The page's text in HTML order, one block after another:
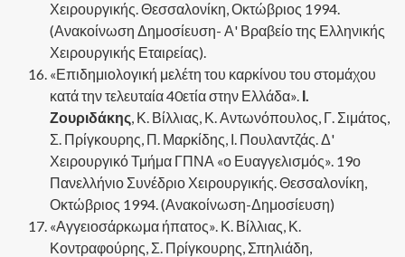
Χειρουργικής. Θεσσαλονίκη, Οκτώβριος 1994.
(Ανακοίνωση­ Δημοσίευση- Α' Βραβείο της Ελληνικής
Χειρουργικής Εταιρείας).
«Επιδημιολογική μελέτη του καρκίνου του στομάχου
κατά την τελευταία 40ετία στην Ελλάδα». Ι.
Ζουριδάκης , Κ. Βίλλιας, Κ. Αντωνόπουλος, Γ. Σιμάτος,
Σ. Πρίγκουρης, Π. Μαρκίδης, Ι. Πουλαντζάς. Δ'
Χειρουργικό Τμήμα ΓΠΝΑ «ο Ευαγγελισμός». 19ο
Πανελλήνιο Συνέδριο Χειρουργικής. Θεσσαλονίκη,
Οκτώβριος 1994. (Ανακοίνωση-Δημοσίευση)
«Αγγειοσάρκωμα ήπατος». Κ. Βίλλιας, Κ.
Κοντραφούρης, Σ. Πρίγκουρης, Σπηλιάδη,